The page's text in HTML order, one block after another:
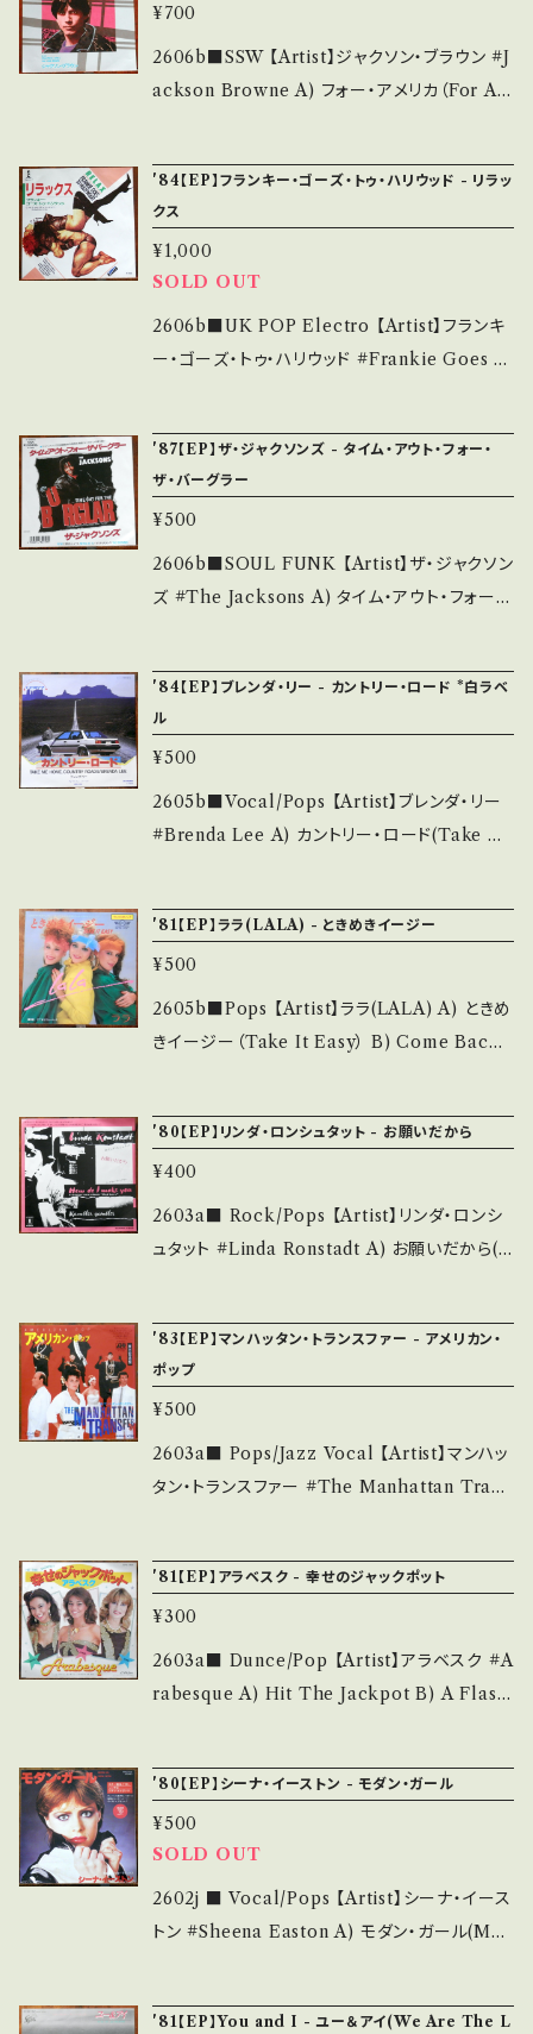
で補足しています。 *中古という事をご理解して
頂ける方のご購入をお願い致します。 Please p
urchase it if you understand that it is se
bankutsu.thebase.in/items/14252144 お知
らせ等は、About 画面にてご確認ください。 __
_【bid】2606y
IsxdR7i 【Condition】 Jacket/Record：B/A-
(国内盤) ______________________
___ 【About the state/状態説明】 S・新品未
く痛み多 *その他、+ - で補足しています。 *中古
という事をご理解して頂ける方のご購入をお願
い致します。 Please purchase it if you und
erstand that it is second hand. *詳しくは
■■■状態・説明 / 発送について■■■ をご覧
ください。 https://onbankutsu.thebase.in/it
¥700
2606b■SSW 【Artist】ジャクソン・ブラウン #J
ackson Browne A) フォー・アメリカ（For Am
the Balance"Cut! ■参考視聴■ https://yo
utu.be/UZqrjMmpr1c?si=niFS9-SOocisif
Cf 【Condition】 Jacket/Record：B+/B+ (国
内盤) ________________________
_ 【About the state/状態説明】 S・新品未開
封など A・綺麗・キズ等も無く、痛みも薄い B・多
いう事をご理解して頂ける方のご購入をお願い
致します。 Please purchase it if you under
stand that it is second hand. *詳しくは ■
■■状態・説明 / 発送について■■■ をご覧く
ださい。 https://onbankutsu.thebase.in/ite
'84【EP】フランキー・ゴーズ・トゥ・ハリウッド - リラッ
クス
¥1,000
SOLD OUT
2606b■UK POP Electro 【Artist】フランキ
ー・ゴーズ・トゥ・ハリウッド #Frankie Goes T
lease/Label/Note】 1984 / 7SI-117 / ワーナ
ー *デビューシングル HIT! ■参考視聴■ htt
ps://youtu.be/AKBbMlp0nEA?si=8czT99
5DtGGWJfFS 【Condition】 Jacket/Recor
d：B/B+ (国内盤) _________________
も薄い B・多少痛み・キズなど見られる C・痛み
多・キズ多く痛み多 *その他、+ - で補足してい
ます。 *中古という事をご理解して頂ける方のご
購入をお願い致します。 Please purchase it i
f you understand that it is second hand.
ebase.in/items/14252144 お知らせ等は、Ab
'87【EP】ザ・ジャクソンズ - タイム・アウト・フォー・
ザ・バーグラー
¥500
2606b■SOUL FUNK 【Artist】ザ・ジャクソン
ズ #The Jacksons A) タイム・アウト・フォー・
Label/Note】 1987 / P-2224 / ワーナー *映
画『バーグラー/危機一髪』マイケル・ジャクソン
脱退後、 ■参考視聴■ https://youtu.be/Db
QjMlyAE0g?si=pXIaAndwrsrPC7x5 【Con
dition】 Jacket/Record：B/B+ (国内盤) ___
麗・キズ等も無く、痛みも薄い B・多少痛み・キズ
など見られる C・痛み多・キズ多く痛み多 *その
他、+ - で補足しています。 *中古という事をご理
解して頂ける方のご購入をお願い致します。 Ple
/ 発送について■■■ をご覧ください。 https://
onbankutsu.thebase.in/items/14252144
'84【EP】ブレンダ・リー - カントリー・ロード *白ラベ
ル
¥500
2605b■Vocal/Pops 【Artist】ブレンダ・リー
#Brenda Lee A) カントリー・ロード(Take M
/ ビクター *"トヨタ カリーナ"CFソング ■参考
視聴■ - 【Condition】 Jacket/Record：B/A-
(国内盤/サンプル白レーベル) *ジャケ裏微書き
込み ________________________
少痛み・キズなど見られる C・痛み多・キズ多く
痛み多 *その他、+ - で補足しています。 *中古と
いう事をご理解して頂ける方のご購入をお願い
致します。 Please purchase it if you under
ださい。 https://onbankutsu.thebase.in/ite
ms/14252144 お知らせ等は、About 画面にて
'81【EP】ララ(LALA) - ときめきイージー
¥500
2605b■Pops 【Artist】ララ(LALA) A) ときめ
きイージー（Take It Easy） B) Come Back
ッタン・トランスファー+アントワネット(モデル) A
BBAっぽいシンセPOP♪ ■参考視聴■ http
s://youtu.be/4bjt9hhxZFo?si=YfbagiDYP
DQmcACW 【Condition】 Jacket/Record：
新品未開封など A・綺麗・キズ等も無く、痛みも
薄い B・多少痛み・キズなど見られる C・痛み
多・キズ多く痛み多 *その他、+ - で補足してい
ます。 *中古という事をご理解して頂ける方のご
購入をお願い致します。 Please purchase it i
■■ をご覧ください。 https://onbankutsu.th
ebase.in/items/14252144 お知らせ等は、Ab
'80【EP】リンダ・ロンシュタット - お願いだから
¥400
2603a■ Rock/Pops 【Artist】リンダ・ロンシ
ュタット #Linda Ronstadt A) お願いだから(H
Note】 1980 / P-540Y / Warner *LP「MAD
LOVE」cut! Rockn' ■参考視聴■ https://y
outu.be/owRckc8qmbU?si=lsbEXsbpF8i
XbISv 【Condition】 Jacket/Record：B/A
- (国内盤) _____________________
B・多少痛み・キズなど見られる C・痛み多・キズ
多く痛み多 *その他、+ - で補足しています。 *中
古という事をご理解して頂ける方のご購入をお
願い致します。 Please purchase it if you u
ご覧ください。 https://onbankutsu.thebase.i
n/items/14252144 お知らせ等は、About 画
'83【EP】マンハッタン・トランスファー - アメリカン・
ポップ
¥500
2603a■ Pops/Jazz Vocal 【Artist】マンハッ
タン・トランスファー #The Manhattan Trans
ote】 1983 / P-1785 / ワーナー * ■参考視聴
■ https://youtu.be/dZGz9uptOsE?si=kG
n3U2pFxp3DIzoj 【Condition】 Jacket/Re
cord：B/A- (国内盤) _______________
痛みも薄い B・多少痛み・キズなど見られる C・
痛み多・キズ多く痛み多 *その他、+ - で補足し
ています。 *中古という事をご理解して頂ける方
のご購入をお願い致します。 Please purchase
it if you understand that it is second han
thebase.in/items/14252144 お知らせ等は、A
'81【EP】アラベスク - 幸せのジャックポット
¥300
2603a■ Dunce/Pop 【Artist】アラベスク #A
rabesque A) Hit The Jackpot B) A Flash
s://youtu.be/Z6uWurRacFw?si=xGtGzYL
Jxxt3Q9HL 【Condition】 Jacket/Record：
B/B+ (国内盤) __________________
_______ 【About the state/状態説明】 S・
新品未開封など A・綺麗・キズ等も無く、痛みも
ます。 *中古という事をご理解して頂ける方のご
'80【EP】シーナ・イーストン - モダン・ガール
¥500
SOLD OUT
2602j ■ Vocal/Pops 【Artist】シーナ・イース
トン #Sheena Easton A) モダン・ガール(Mod
'81【EP】You and I - ユー＆アイ(We Are The L